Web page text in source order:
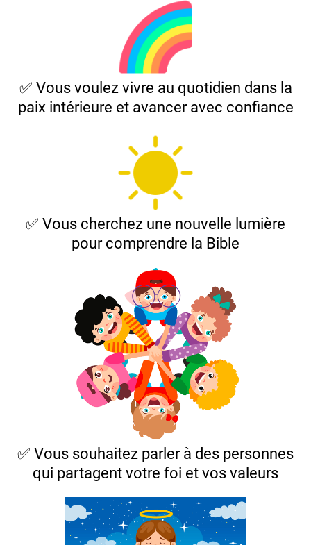
✅ Vous voulez vivre au quotidien dans la
paix intérieure et avancer avec confiance
✅ Vous cherchez une nouvelle lumière
pour comprendre la Bible
✅ Vous souhaitez parler à des personnes
qui partagent votre foi et vos valeurs